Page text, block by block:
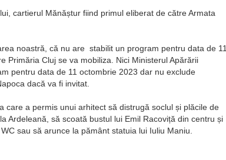
cartierul Mănăștur fiind primul eliberat de către Armata
noastră, că nu are stabilit un program pentru data de 11
Primăria Cluj se va mobiliza. Nici Ministerul Apărării
pentru data de 11 octombrie 2023 dar nu exclude
dacă va fi invitat.
care a permis unui arhitect să distrugă soclul și plăcile de
Ardeleană, să scoată bustul lui Emil Racoviță din centru și
sau să arunce la pământ statuia lui Iuliu Maniu.